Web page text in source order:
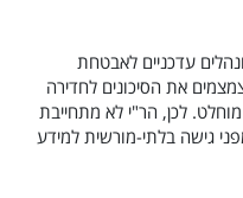
עדכניים לאבטחת
את הסיכונים לחדירה
לכן, הר"י לא מתחייבת
גישה בלתי-מורשית למידע